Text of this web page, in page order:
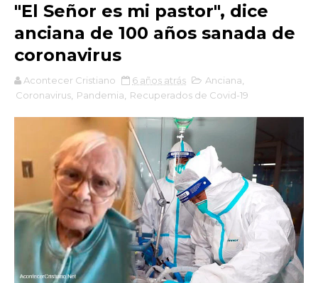
"El Señor es mi pastor", dice
anciana de 100 años sanada de
coronavirus
Acontecer Cristiano 6 años atrás Anciana
Coronavirus Pandemia Recuperados de Covid-19